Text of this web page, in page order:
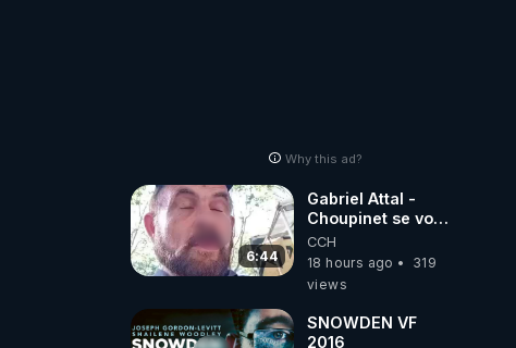
Why this ad?
6:44
Gabriel Attal -
Choupinet se voit
en haut de
l'affiche
CCH
18 hours ago
319
views
SNOWDEN VF
2016